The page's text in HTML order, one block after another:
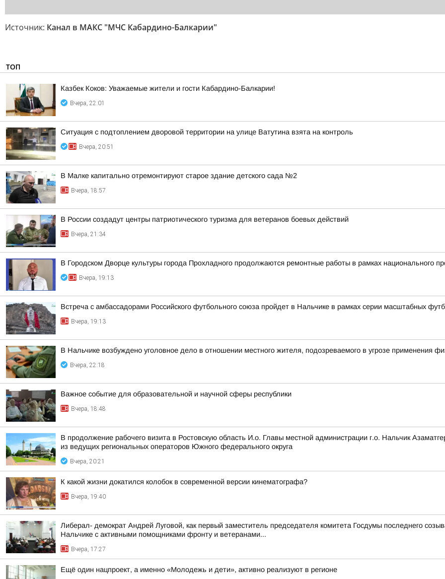
Источник: Канал в МАКС "МЧС Кабардино-Балкарии"
ТОП
Казбек Коков: Уважаемые жители и гости Кабардино-Балкарии!
Вчера, 22:01
Ситуация с подтоплением дворовой территории на улице Ватутина взята на контроль
Вчера, 20:51
В Малке капитально отремонтируют старое здание детского сада №2
Вчера, 18:57
В России создадут центры патриотического туризма для ветеранов боевых действий
Вчера, 21:34
В Городском Дворце культуры города Прохладного продолжаются ремонтные работы в рамках национального
Вчера, 19:13
Встреча с амбассадорами Российского футбольного союза пройдет в Нальчике в рамках серии масштабных
Вчера, 19:13
В Нальчике возбуждено уголовное дело в отношении местного жителя, подозреваемого в угрозе применения
Вчера, 22:18
Важное событие для образовательной и научной сферы республики
Вчера, 18:48
В продолжение рабочего визита в Ростовскую область И.о. Главы местной администрации г.о. Нальчик
из ведущих региональных операторов Южного федерального округа
Вчера, 20:21
К какой жизни докатился колобок в современной версии кинематографа?
Вчера, 19:40
Либерал- демократ Андрей Луговой, как первый заместитель председателя комитета Госдумы последнего
Нальчике с активными помощниками фронту и ветеранами...
Вчера, 17:27
Ещё один нацпроект, а именно «Молодежь и дети», активно реализуют в регионе